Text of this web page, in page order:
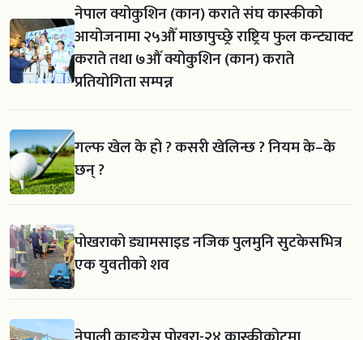
नेपाल क्योकुशिन (कान) कराते संघ कास्कीको
आयोजनामा २५औँ माछापुच्छ्रे राष्ट्रिय फुल कन्ट्याक्ट
कराते तथा ७औँ क्योकुशिन (कान) कराते
प्रतियोगिता सम्पन्न
गल्फ खेल के हो ? कसरी खेलिन्छ ? नियम के–के
छन् ?
पोखराको ड्यामसाइड नजिक पुलमुनि सुटकेसभित्र
एक युवतीको शव